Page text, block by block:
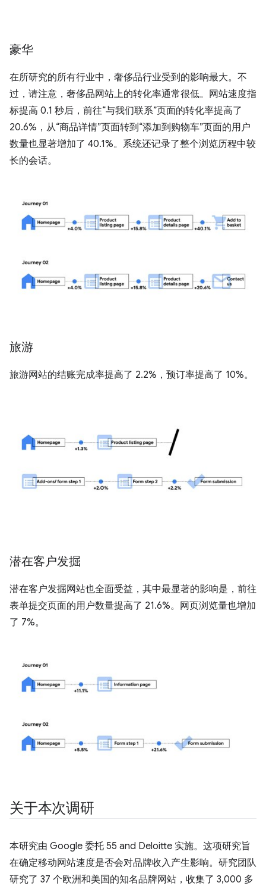
豪华
在所研究的所有行业中，奢侈品行业受到的影响最大。不
过，请注意，奢侈品网站上的转化率通常很低。网站速度指
标提高 0.1 秒后，前往“与我们联系”页面的转化率提高了
20.6%，从“商品详情”页面转到“添加到购物车”页面的用户
数量也显著增加了 40.1%。系统还记录了整个浏览历程中较
长的会话。
旅游
旅游网站的结账完成率提高了 2.2%，预订率提高了 10%。
潜在客户发掘
潜在客户发掘网站也全面受益，其中最显著的影响是，前往
表单提交页面的用户数量提高了 21.6%。网页浏览量也增加
了 7%。
关于本次调研
本研究由 Google 委托 55 and Deloitte 实施。这项研究旨
在确定移动网站速度是否会对品牌收入产生影响。研究团队
研究了 37 个欧洲和美国的知名品牌网站，收集了 3,000 多